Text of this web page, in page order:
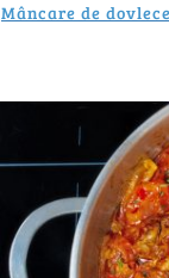
Mâncare de